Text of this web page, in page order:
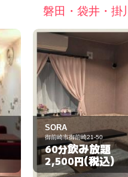
磐田・袋井・掛
リムジン
磐田市中泉
120分
3,000